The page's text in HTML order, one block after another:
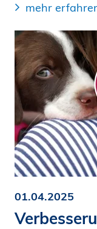
mehr
01.04.2025